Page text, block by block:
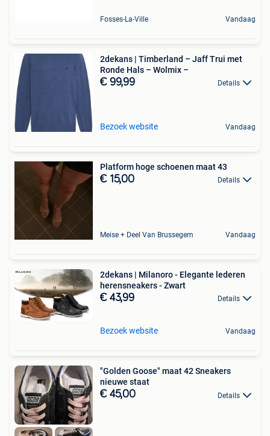
Fosses-La-Ville Vandaag
2dekans | Timberland – Jaff Trui met
Ronde Hals – Wolmix –
€ 99,99 Details
Bezoek website Vandaag
Platform hoge schoenen maat 43
€ 15,00 Details
Meise + Deel Van Brussegem Vandaag
2dekans | Milanoro - Elegante lederen
herensneakers - Zwart
€ 43,99 Details
Bezoek website Vandaag
"Golden Goose" maat 42 Sneakers
nieuwe staat
€ 45,00 Details